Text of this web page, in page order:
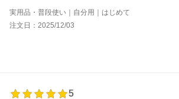
実用品・普段使い｜自分用｜はじめて
注文日：2025/12/03
5